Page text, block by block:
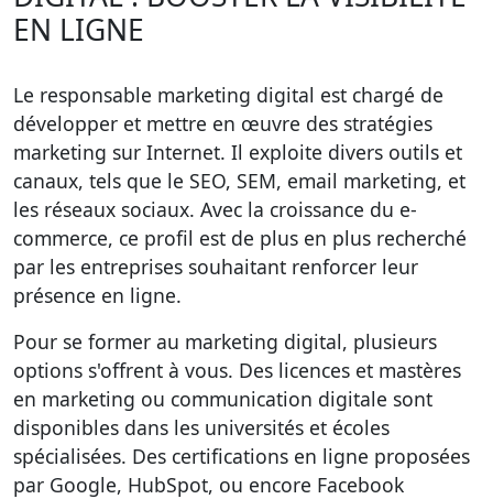
EN LIGNE
Le responsable marketing digital est chargé de
développer et mettre en œuvre des stratégies
marketing sur Internet. Il exploite divers outils et
canaux, tels que le SEO, SEM, email marketing, et
les réseaux sociaux. Avec la croissance du e-
commerce, ce profil est de plus en plus recherché
par les entreprises souhaitant renforcer leur
présence en ligne.
Pour se former au marketing digital, plusieurs
options s'offrent à vous. Des licences et mastères
en marketing ou communication digitale sont
disponibles dans les universités et écoles
spécialisées. Des certifications en ligne proposées
par Google, HubSpot, ou encore Facebook